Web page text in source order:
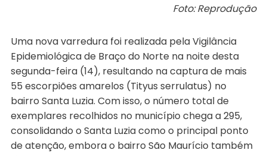
Foto: Reprodução
Uma nova varredura foi realizada pela Vigilância
Epidemiológica de Braço do Norte na noite desta
segunda-feira (14), resultando na captura de mais
55 escorpiões amarelos (Tityus serrulatus) no
bairro Santa Luzia. Com isso, o número total de
exemplares recolhidos no município chega a 295,
consolidando o Santa Luzia como o principal ponto
de atenção, embora o bairro São Maurício também